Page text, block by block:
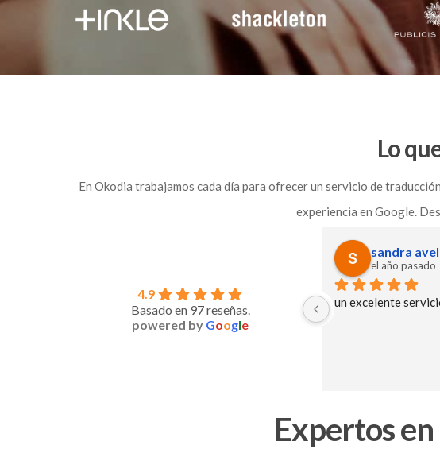
Lo
En Okodia trabajamos cada día para ofrecer un servicio de
experiencia en Google.
4.9
Basado en 97 reseñas.
powered by Google
Eficacia, rapidez y profesionalidad.
Dóri Pardi
el año pasado
¡Servicio excepcional!:)
eficiente y con un equipo
¡100% recomendado!
Expertos